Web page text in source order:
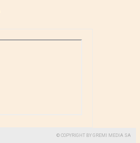
© COPYRIGHT BY GREMI MEDIA SA